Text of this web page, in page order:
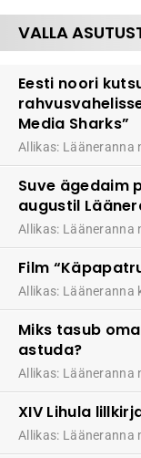
VALLA
Eesti noori
Media Sharks”
Allikas: Lääneranna
Suve ägedaim
augustil
Allikas: Lääneranna
Film
Allikas: Lääneranna
Miks tasub
astuda?
Allikas: Lääneranna
XIV Lihula
Allikas: Lääneranna